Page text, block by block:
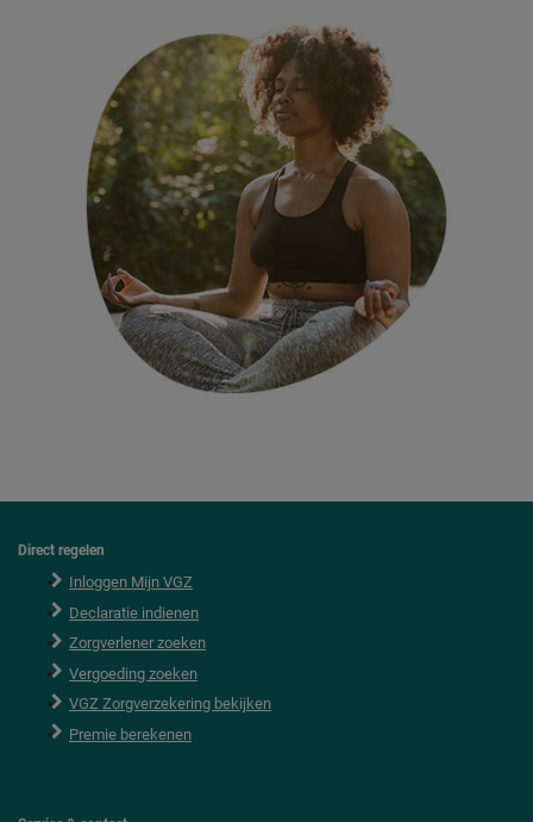
Direct regelen
Inloggen Mijn VGZ
Declaratie indienen
Zorgverlener zoeken
Vergoeding zoeken
VGZ Zorgverzekering bekijken
Premie berekenen